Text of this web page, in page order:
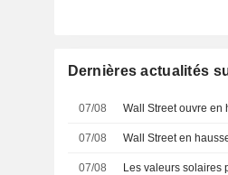
Dernières actualités
07/08 Wall Street ouvre en
07/08 Wall Street en
07/08
Les valeurs solaires